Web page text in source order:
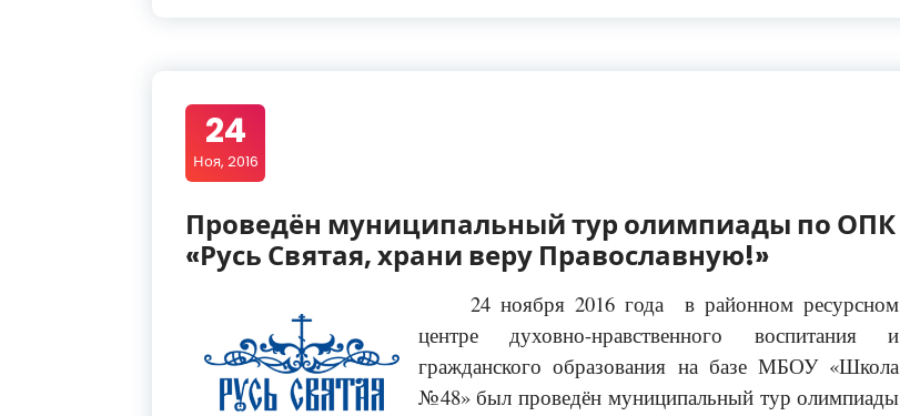
24
Ноя, 2016
Проведён муниципальный тур олимпиады по ОПК
«Русь Святая, храни веру Православную!»
24 ноября 2016 года в районном ресурсном
центре духовно-нравственного воспитания и
гражданского образования на базе МБОУ «Школа
№48» был проведён муниципальный тур олимпиады